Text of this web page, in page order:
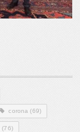
corona (69)
(76)